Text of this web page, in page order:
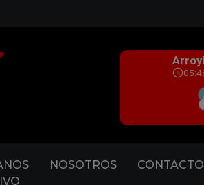
NOSOTROS CONTACTO